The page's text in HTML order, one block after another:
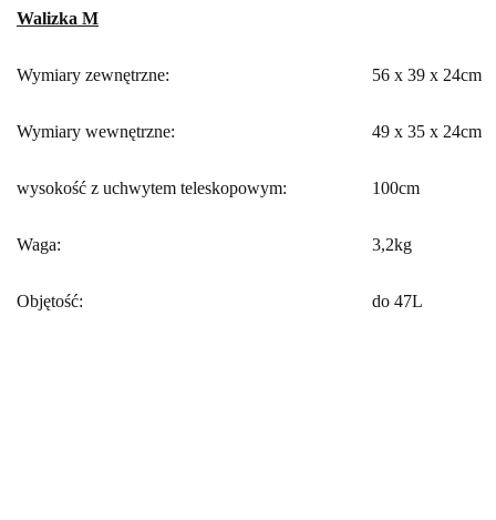
Walizka M
Wymiary zewnętrzne: 56 x 39 x 24cm
Wymiary wewnętrzne: 49 x 35 x 24cm
wysokość z uchwytem teleskopowym: 100cm
Waga: 3,2kg
Objętość: do 47L